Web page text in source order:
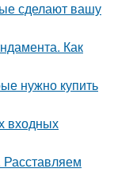
сделают вашу
Как
нужно купить
входных
Расставляем